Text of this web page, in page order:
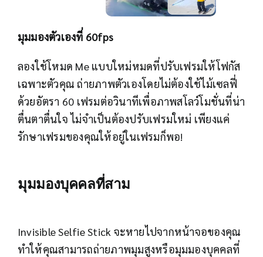
มุมมองตัวเองที่ 60fps
ลองใช้โหมด Me แบบใหม่หมดที่ปรับเฟรมให้โฟกัส
เฉพาะตัวคุณ ถ่ายภาพตัวเองโดยไม่ต้องใช้ไม้เซลฟี่
ด้วยอัตรา 60 เฟรมต่อวินาทีเพื่อภาพสโลว์โมชั่นที่น่า
ตื่นตาตื่นใจ ไม่จำเป็นต้องปรับเฟรมใหม่ เพียงแค่
รักษาเฟรมของคุณให้อยู่ในเฟรมก็พอ!
มุมมองบุคคลที่สาม
Invisible Selfie Stick จะหายไปจากหน้าจอของคุณ
ทำให้คุณสามารถถ่ายภาพมุมสูงหรือมุมมองบุคคลที่